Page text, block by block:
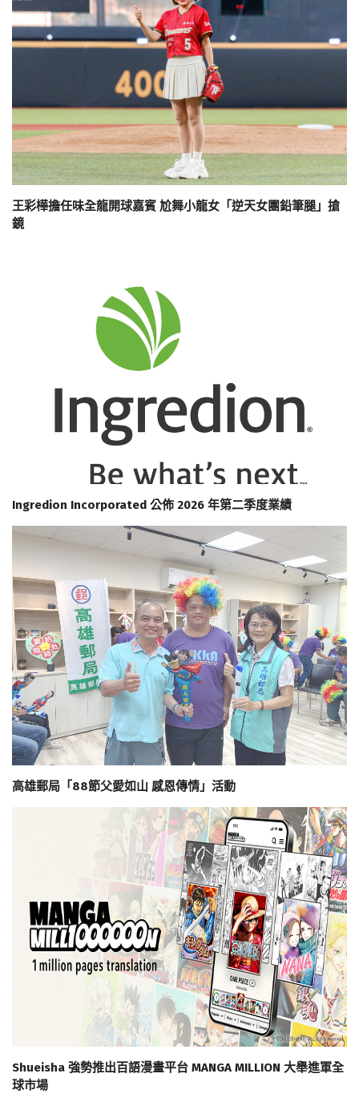
王彩樺擔任味全龍開球嘉賓 尬舞小龍女「逆天女團鉛筆腿」搶
鏡
Ingredion Incorporated 公佈 2026 年第二季度業績
高雄郵局「88節父愛如山 感恩傳情」活動
Shueisha 強勢推出百語漫畫平台 MANGA MILLION 大舉進軍全
球市場